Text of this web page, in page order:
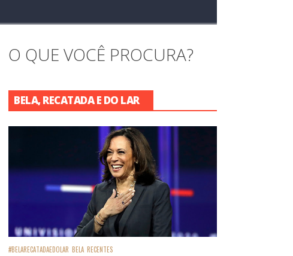
O QUE VOCÊ PROCURA?
BELA, RECATADA E DO LAR
#BELARECATADAEDOLAR BELA RECENTES